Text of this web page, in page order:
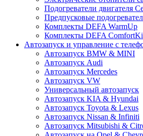
Подогреватели двигателя
Предпусковые
Комплекты DEFA WarmUp
Комплекты DEFA
Автозапуск и управление с
Автозапуск BMW & MINI
Автозапуск Audi
Автозапуск Mercedes
Автозапуск VW
Универсальный автозапуск
Автозапуск KIA & Hyundai
Автозапуск Toyota & Lexus
Автозапуск Nissan & Infiniti
Автозапуск Mitsubishi &